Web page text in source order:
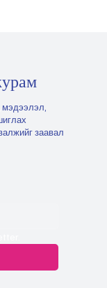
мэдээлэл,
заавал